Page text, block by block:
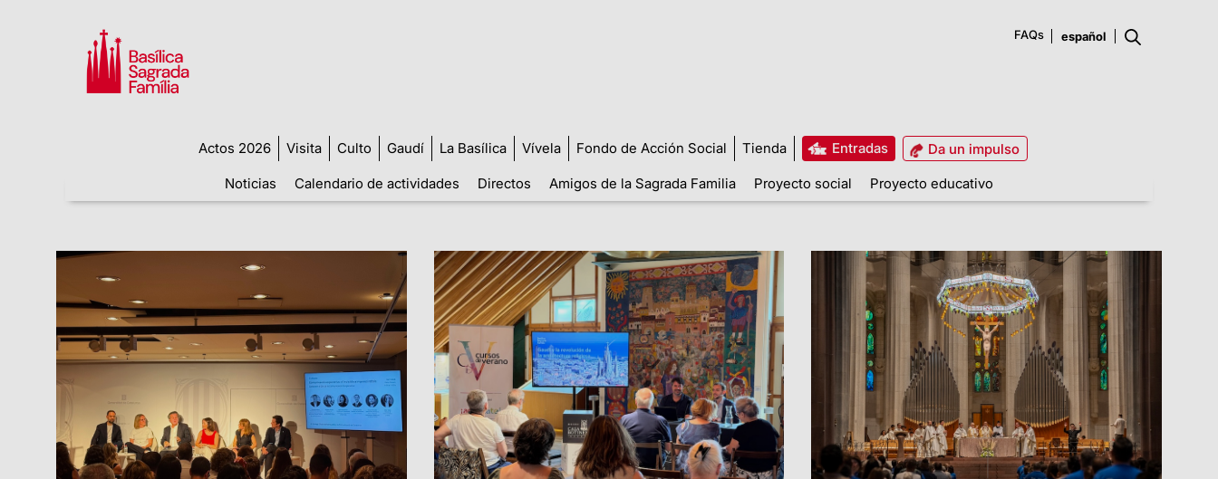
FAQs
Actos 2026 Visita Culto Gaudí La Basílica Vívela Fondo de Acción Social Tienda Entradas
Da un impulso
Noticias
Calendario de actividades Directos Amigos de la Sagrada Familia Proyecto social Proyecto educativo